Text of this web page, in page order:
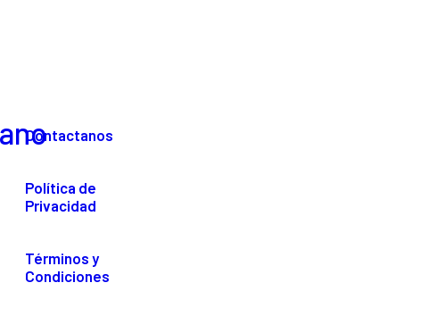
Contactanos
Política de
Privacidad
Términos y
Condiciones